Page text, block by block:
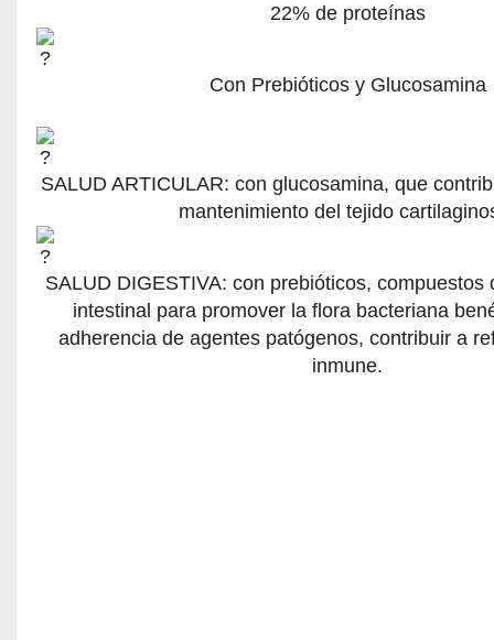
22% de proteínas
Con Prebióticos y Glucosamina
SALUD ARTICULAR: con glucosamina, que
mantenimiento del tejido
SALUD DIGESTIVA: con prebióticos, compuestos
intestinal para promover la flora bacteriana
adherencia de agentes patógenos, contribuir a
inmune.